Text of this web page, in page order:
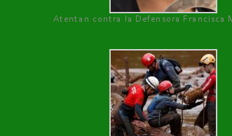
Atentan contra la Defensora Francisca